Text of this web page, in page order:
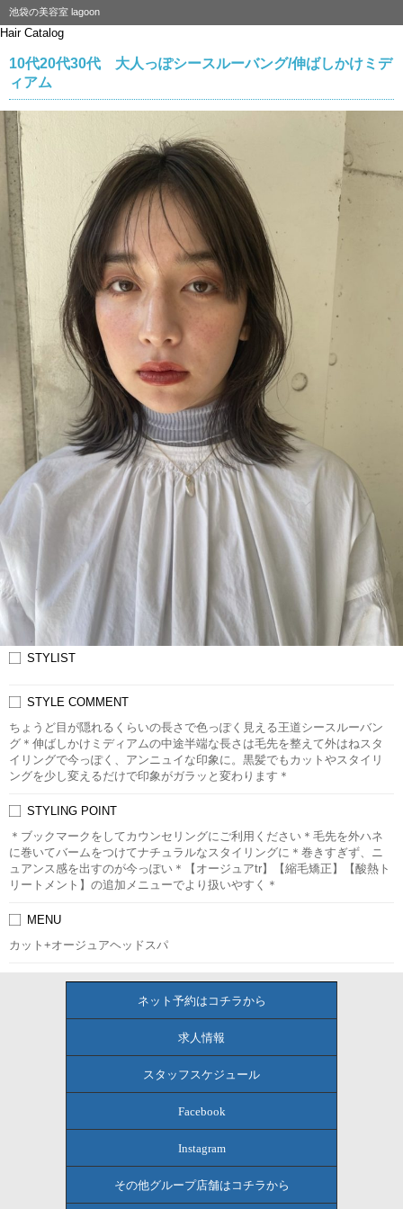
池袋の美容室 lagoon
Hair Catalog
10代20代30代 大人っぽシースルーバング/伸ばしかけミデ
ィアム
STYLIST
STYLE COMMENT
ちょうど目が隠れるくらいの長さで色っぽく見える王道シースルーバン
グ＊伸ばしかけミディアムの中途半端な長さは毛先を整えて外はねスタ
イリングで今っぽく、アンニュイな印象に。黒髪でもカットやスタイリ
ングを少し変えるだけで印象がガラッと変わります＊
STYLING POINT
＊ブックマークをしてカウンセリングにご利用ください＊毛先を外ハネ
に巻いてバームをつけてナチュラルなスタイリングに＊巻きすぎず、ニ
ュアンス感を出すのが今っぽい＊【オージュアtr】【縮毛矯正】【酸熱ト
リートメント】の追加メニューでより扱いやすく＊
MENU
カット+オージュアヘッドスパ
ネット予約はコチラから
求人情報
スタッフスケジュール
Facebook
Instagram
その他グループ店舗はコチラから